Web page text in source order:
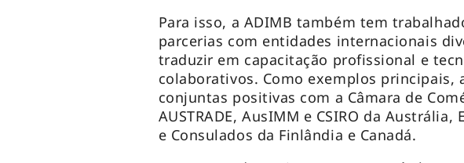
Para isso, a ADIMB também tem
parcerias com entidades internacionais
traduzir em capacitação profissional e
colaborativos. Como exemplos principais,
conjuntas positivas com a Câmara de
AUSTRADE, AusIMM e CSIRO da
e Consulados da Finlândia e Canadá.